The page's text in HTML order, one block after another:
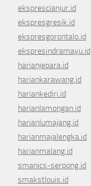
eksprescianjur.id
ekspresgresik.id
ekspresgorontalo.id
ekspresindramayu.id
harianjepara.id
hariankarawang.id
hariankediri.id
harianlamongan.id
harianlumajang.id
harianmajalengka.id
harianmalang.id
smanics-serpong.id
smakstlouis.id